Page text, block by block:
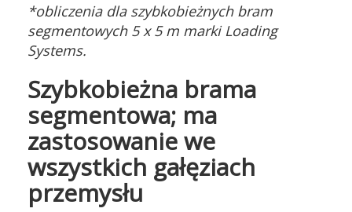
*obliczenia dla szybkobieżnych bram
segmentowych 5 x 5 m marki Loading
Systems.
Szybkobieżna brama
segmentowa; ma
zastosowanie we
wszystkich gałęziach
przemysłu